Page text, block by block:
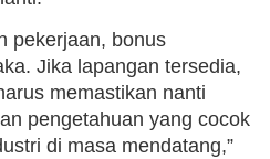
pekerjaan, bonus
Jika lapangan tersedia,
memastikan nanti
pengetahuan yang cocok
di masa mendatang,”